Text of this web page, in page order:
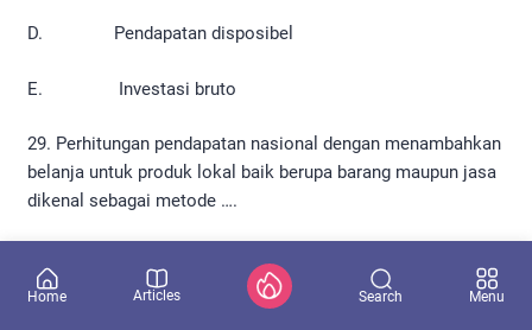
D. Pendapatan disposibel
E. Investasi bruto
29. Perhitungan pendapatan nasional dengan menambahkan
belanja untuk produk lokal baik berupa barang maupun jasa
dikenal sebagai metode ….
Home Articles Search Menu